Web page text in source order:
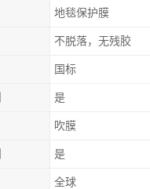
地毯保护膜
不脱落，无残胶
国标
是
吹膜
是
全球